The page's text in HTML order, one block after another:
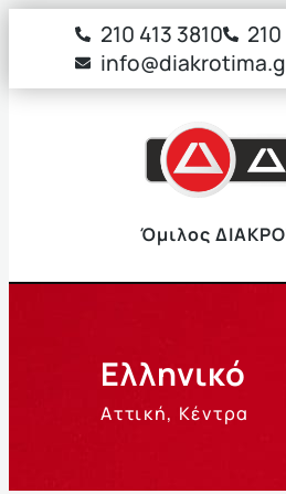
στο
περιεχόμενο210 413 3810
Όμιλος
Ελληνικό
Αττική, Κέντρα